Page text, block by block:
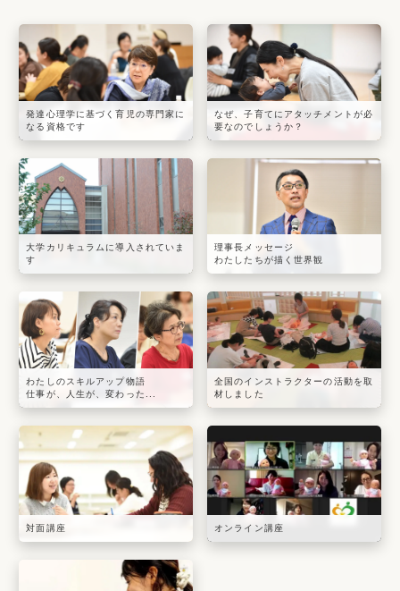
発達心理学に基づく育児の専門家に
なる資格です
なぜ、子育てにアタッチメントが必
要なのでしょうか？
大学カリキュラムに導入されていま
す
理事長メッセージ
わたしたちが描く世界観
わたしのスキルアップ物語
仕事が、人生が、変わった...
全国のインストラクターの活動を取
材しました
対面講座 オンライン講座